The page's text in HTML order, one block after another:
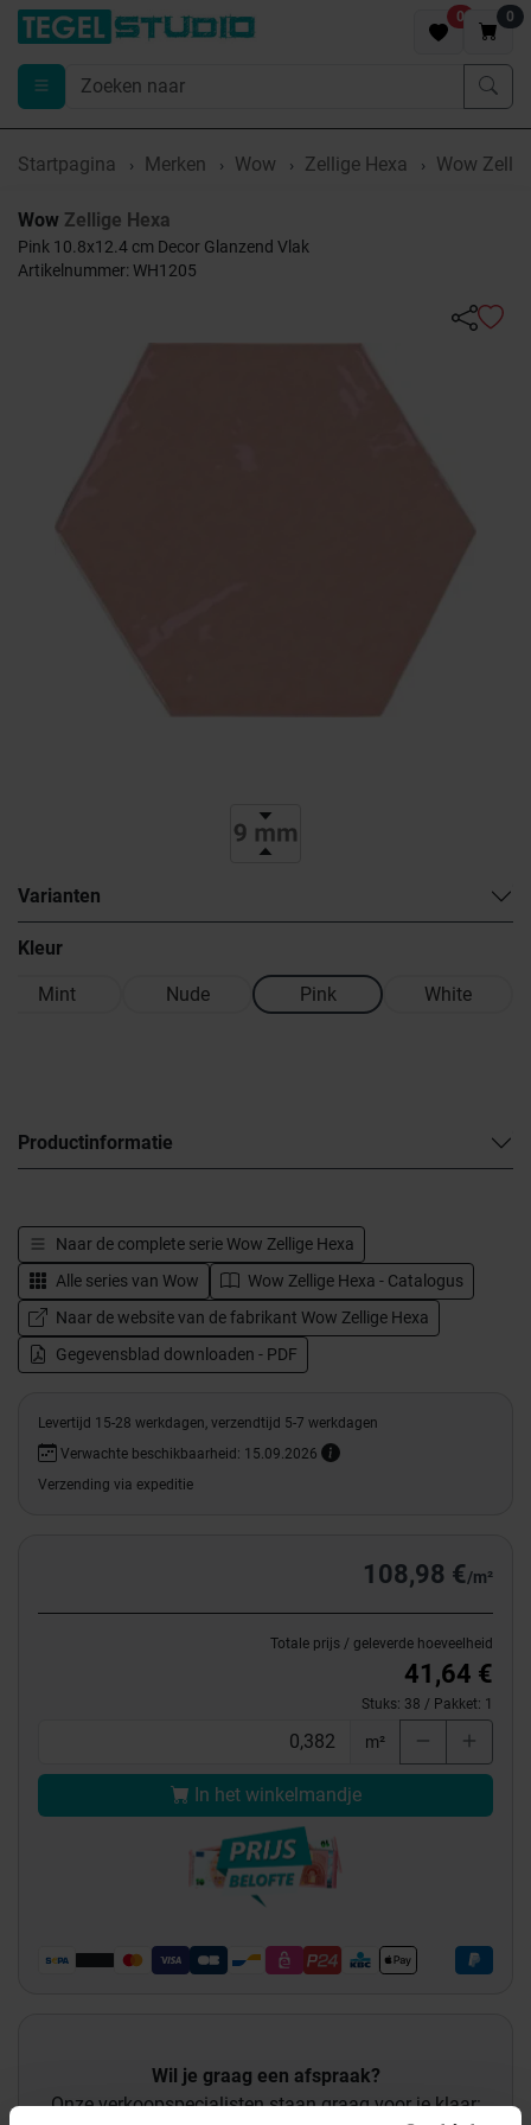
0 0
Startpagina Merken Wow Zellige Hexa Wow
Wow Zellige Hexa
Pink 10.8x12.4 cm Decor Glanzend Vlak
Artikelnummer: WH1205
Varianten
Kleur
Mint Nude Pink White
Productinformatie
Naar de complete serieWow Zellige Hexa
Alle series van Wow
Wow Zellige Hexa - Catalogus
Naar de website van de fabrikant Wow Zellige Hexa
Gegevensblad downloaden - PDF
Levertijd 15-28 werkdagen, verzendtijd 5-7 werkdagen
Verwachte beschikbaarheid: 15.09.2026
Verzending via expeditie
108,98 €/m²
Totale prijs / geleverde hoeveelheid
41,64 €
Stuks: 38 / Pakket: 1
m²
In het winkelmandje
Wil je graag een afspraak?
Onze verkoopspecialisten staan graag voor je klaar: